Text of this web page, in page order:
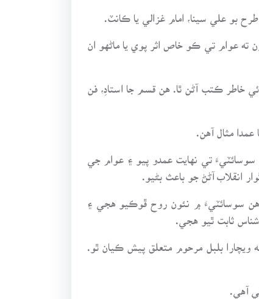
بو علي سينا، امام غزالي يا ڪانٽ.
عوام تي ڪو خاص اثر پوي يا ماڻهو ان
خاطر ڪتب آڻن ٿا. هن قسم جا استادِ، فن
مثال آهن.
تي نهايت عمدو پيو ۽ عوام جي
آڻڻ جو باعث بڻيو.
سوسائٽيءَ ۾ نئون روح ڦوڪيو هجي ۽
ثابت ٿيو هجي.
ويچارا بلبل مرحوم متعلق پيش ڪيان ٿو.
آهي.